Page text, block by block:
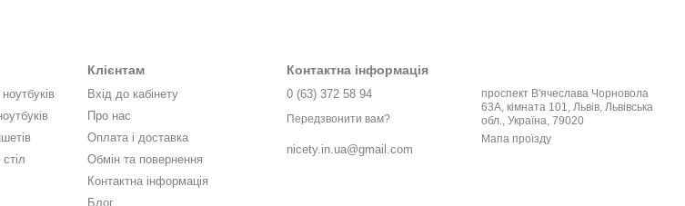
Клієнтам
Вхід до кабінету
Про нас
Оплата і доставка
Обмін та повернення
Контактна інформація
Блог
Контактна інформація
0 (63) 372 58 94
Передзвонити вам?
nicety.in.ua@gmail.com
проспект В'ячеслава Чорновола
63А, кімната 101, Львів, Львівська
обл., Україна, 79020
Мапа проїзду